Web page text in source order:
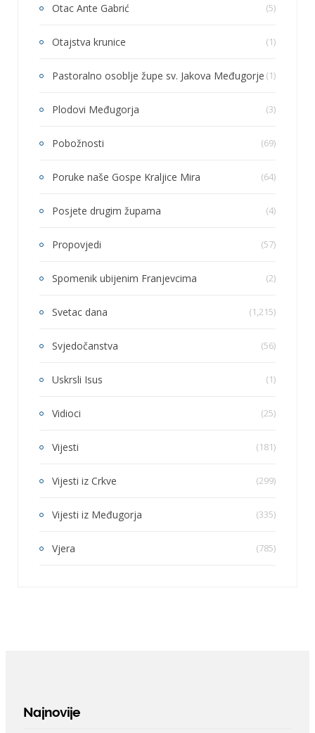
Otac Ante Gabrić (5)
Otajstva krunice (1)
Pastoralno osoblje župe sv. Jakova Međugorje (1)
Plodovi Međugorja (3)
Pobožnosti (69)
Poruke naše Gospe Kraljice Mira (64)
Posjete drugim župama (4)
Propovjedi (57)
Spomenik ubijenim Franjevcima (2)
Svetac dana (1,215)
Svjedočanstva (56)
Uskrsli Isus (1)
Vidioci (25)
Vijesti (181)
Vijesti iz Crkve (299)
Vijesti iz Međugorja (335)
Vjera (785)
Najnovije